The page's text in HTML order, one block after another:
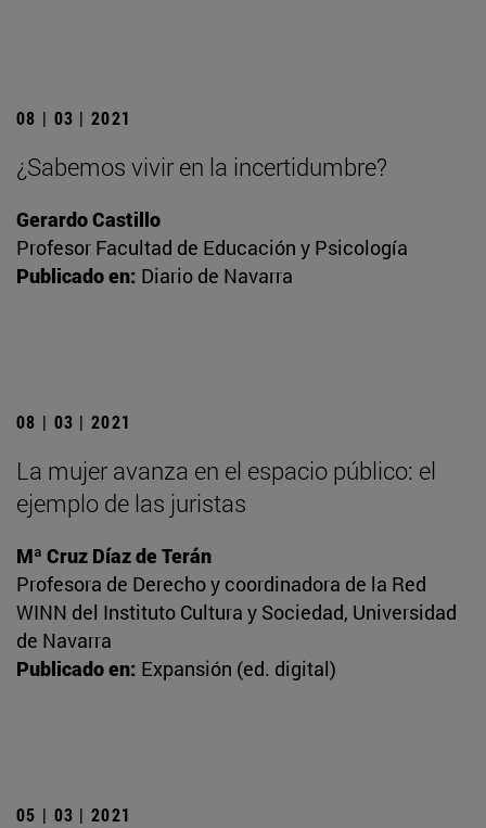
08 | 03 | 2021
¿Sabemos vivir en la incertidumbre?
Gerardo Castillo
Profesor Facultad de Educación y Psicología
Publicado en: Diario de Navarra
08 | 03 | 2021
La mujer avanza en el espacio público: el
ejemplo de las juristas
Mª Cruz Díaz de Terán
Profesora de Derecho y coordinadora de la Red
WINN del Instituto Cultura y Sociedad, Universidad
de Navarra
Publicado en: Expansión (ed. digital)
05 | 03 | 2021